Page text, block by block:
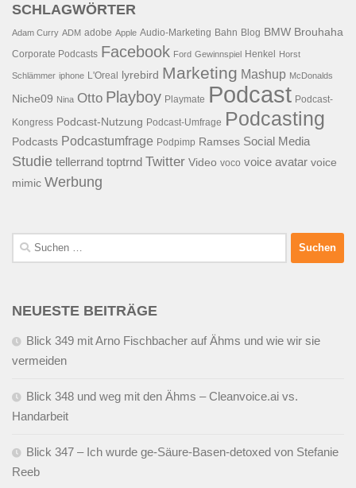
SCHLAGWÖRTER
Adam Curry ADM adobe Apple Audio-Marketing Bahn Blog BMW Brouhaha
Corporate Podcasts Facebook Ford Gewinnspiel Henkel Horst
Schlämmer iphone L'Oreal lyrebird Marketing Mashup McDonalds
Niche09 Nina Otto Playboy Playmate Podcast Podcast-
Kongress Podcast-Nutzung Podcast-Umfrage Podcasting
Podcasts Podcastumfrage Podpimp Ramses Social Media
Studie tellerrand toptrnd Twitter Video voco voice avatar voice
mimic Werbung
Suchen
nach:
NEUESTE BEITRÄGE
Blick 349 mit Arno Fischbacher auf Ähms und wie wir sie
vermeiden
Blick 348 und weg mit den Ähms – Cleanvoice.ai vs.
Handarbeit
Blick 347 – Ich wurde ge-Säure-Basen-detoxed von Stefanie
Reeb